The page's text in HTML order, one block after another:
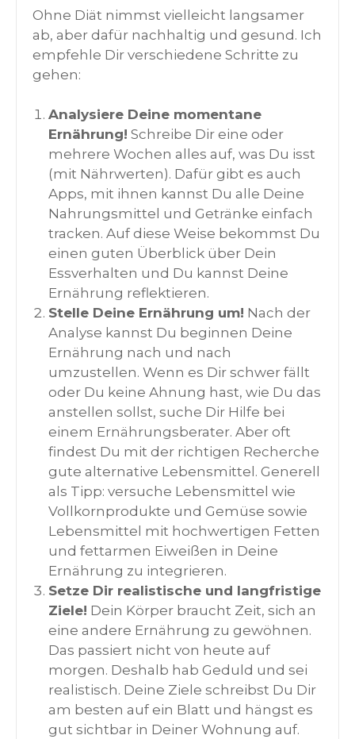
Ohne Diät nimmst vielleicht langsamer
ab, aber dafür nachhaltig und gesund. Ich
empfehle Dir verschiedene Schritte zu
gehen:
Analysiere Deine momentane
Ernährung! Schreibe Dir eine oder
mehrere Wochen alles auf, was Du isst
(mit Nährwerten). Dafür gibt es auch
Apps, mit ihnen kannst Du alle Deine
Nahrungsmittel und Getränke einfach
tracken. Auf diese Weise bekommst Du
einen guten Überblick über Dein
Essverhalten und Du kannst Deine
Ernährung reflektieren.
Stelle Deine Ernährung um! Nach der
Analyse kannst Du beginnen Deine
Ernährung nach und nach
umzustellen. Wenn es Dir schwer fällt
oder Du keine Ahnung hast, wie Du das
anstellen sollst, suche Dir Hilfe bei
einem Ernährungsberater. Aber oft
findest Du mit der richtigen Recherche
gute alternative Lebensmittel. Generell
als Tipp: versuche Lebensmittel wie
Vollkornprodukte und Gemüse sowie
Lebensmittel mit hochwertigen Fetten
und fettarmen Eiweißen in Deine
Ernährung zu integrieren.
Setze Dir realistische und langfristige
Ziele! Dein Körper braucht Zeit, sich an
eine andere Ernährung zu gewöhnen.
Das passiert nicht von heute auf
morgen. Deshalb hab Geduld und sei
realistisch. Deine Ziele schreibst Du Dir
am besten auf ein Blatt und hängst es
gut sichtbar in Deiner Wohnung auf.